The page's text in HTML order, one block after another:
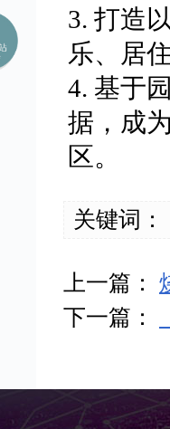
3. 打造
乐、居
4. 基于
据，成
区。
关键词：
上一篇：
下一篇：